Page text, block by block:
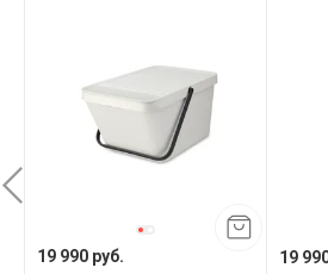
19 990 руб.
19